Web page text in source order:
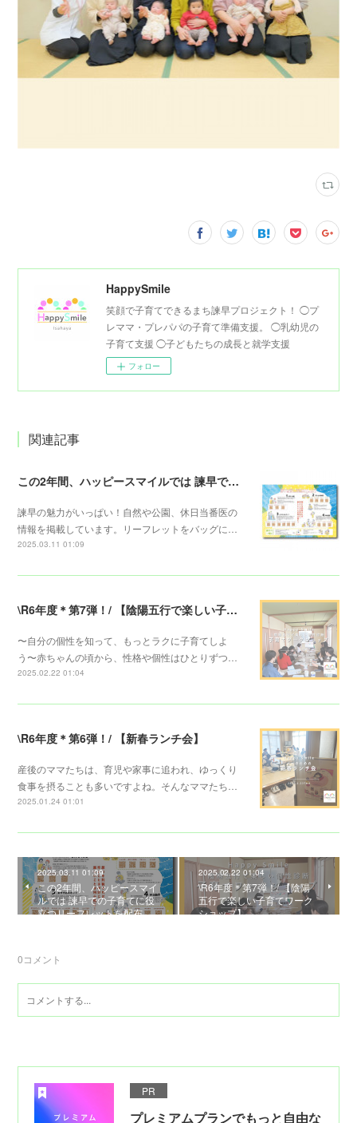
HappySmile
笑顔で子育てできるまち諫早プロジェクト！ ◯プ
レママ・プレパパの子育て準備支援。 ◯乳幼児の
子育て支援 ◯子どもたちの成長と就学支援
フォロー
関連記事
この2年間、ハッピースマイルでは 諫早での子育てに役立つリーフレットを配布しています。
諫早の魅力がいっぱい！自然や公園、休日当番医の
情報を掲載しています。リーフレットをバッグに…
2025.03.11 01:09
\R6年度＊第7弾！/ 【陰陽五行で楽しい子育てワークショップ】
〜自分の個性を知って、もっとラクに子育てしよ
う〜赤ちゃんの頃から、性格や個性はひとりずつ…
2025.02.22 01:04
\R6年度＊第6弾！/ 【新春ランチ会】
産後のママたちは、育児や家事に追われ、ゆっくり
食事を摂ることも多いですよね。⁡そんなママたち…
2025.01.24 01:01
2025.03.11 01:09
この2年間、ハッピースマイ
ルでは 諫早での子育てに役
立つリーフレットを配布…
2025.02.22 01:04
\R6年度＊第7弾！/ 【陰陽
五行で楽しい子育てワーク
ショップ】
0コメント
PR
プレミアムプランでもっと自由な